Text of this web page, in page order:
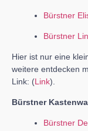
Bürstner
Bürstner
Hier ist nur eine
weitere entdecken
Link: (Link).
Bürstner
Bürstner